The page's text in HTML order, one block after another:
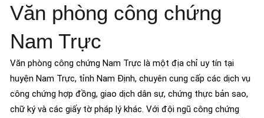
Văn phòng công chứng
Nam Trực
Văn phòng công chứng Nam Trực là một địa chỉ uy tín tại
huyện Nam Trực, tỉnh Nam Định, chuyên cung cấp các dịch vụ
công chứng hợp đồng, giao dịch dân sự, chứng thực bản sao,
chữ ký và các giấy tờ pháp lý khác. Với đội ngũ công chứng